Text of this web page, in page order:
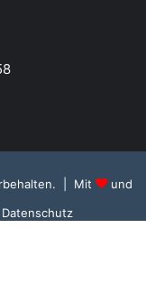
| Mit
und
Datenschutz